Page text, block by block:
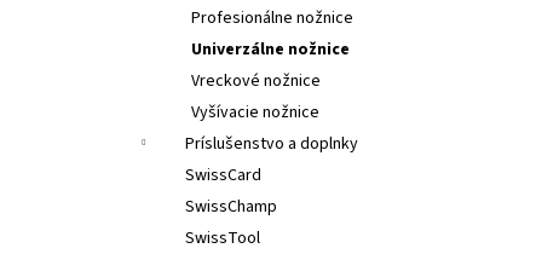
Profesionálne nožnice
Univerzálne nožnice
Vreckové nožnice
Vyšívacie nožnice
Príslušenstvo a doplnky
SwissCard
SwissChamp
SwissTool